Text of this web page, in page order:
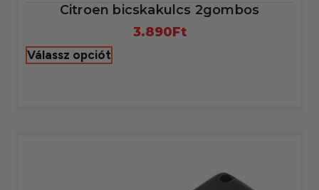
Citroen bicskakulcs 2gombos
3.890Ft
Válassz opciót